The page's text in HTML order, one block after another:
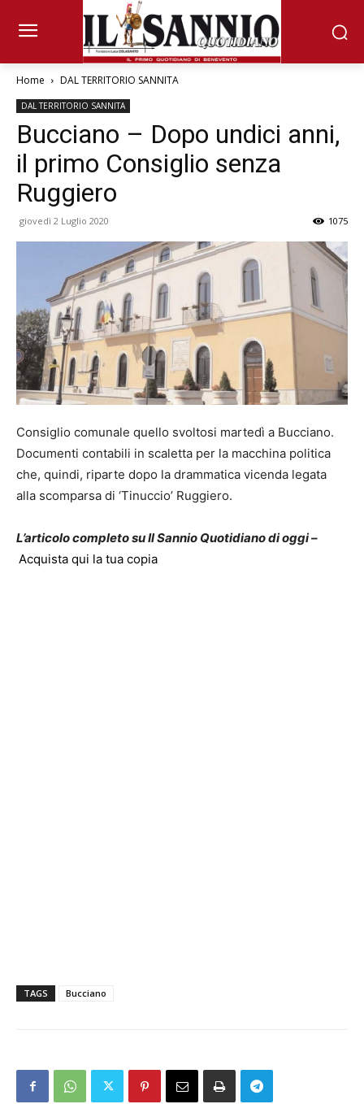
Home DAL TERRITORIO SANNITA
DAL TERRITORIO SANNITA
Bucciano – Dopo undici anni,
il primo Consiglio senza
Ruggiero
giovedì 2 Luglio 2020 1075
Consiglio comunale quello svoltosi martedì a Bucciano.
Documenti contabili in scaletta per la macchina politica
che, quindi, riparte dopo la drammatica vicenda legata
alla scomparsa di ‘Tinuccio’ Ruggiero.
L’articolo completo su Il Sannio Quotidiano di oggi –
Acquista qui la tua copia
TAGS Bucciano